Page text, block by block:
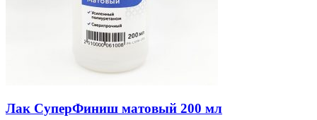
Лак СуперФиниш матовый 200 мл